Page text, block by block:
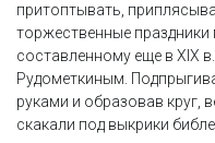
притоптывать,
торжественные
составленному еще в XIX
Рудометкиным.
руками и образовав круг,
скакали под выкрики